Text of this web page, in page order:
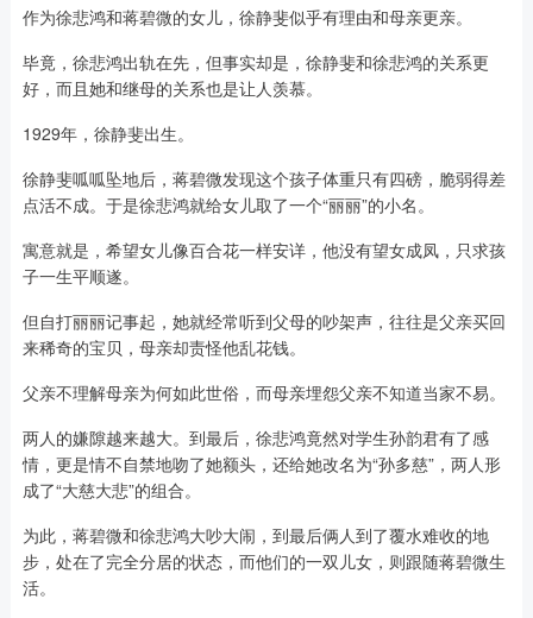
作为徐悲鸿和蒋碧微的女儿，徐静斐似乎有理由和母亲更亲。
毕竟，徐悲鸿出轨在先，但事实却是，徐静斐和徐悲鸿的关系更
好，而且她和继母的关系也是让人羡慕。
1929年，徐静斐出生。
徐静斐呱呱坠地后，蒋碧微发现这个孩子体重只有四磅，脆弱得差
点活不成。于是徐悲鸿就给女儿取了一个“丽丽”的小名。
寓意就是，希望女儿像百合花一样安详，他没有望女成凤，只求孩
子一生平顺遂。
但自打丽丽记事起，她就经常听到父母的吵架声，往往是父亲买回
来稀奇的宝贝，母亲却责怪他乱花钱。
父亲不理解母亲为何如此世俗，而母亲埋怨父亲不知道当家不易。
两人的嫌隙越来越大。到最后，徐悲鸿竟然对学生孙韵君有了感
情，更是情不自禁地吻了她额头，还给她改名为“孙多慈”，两人形
成了“大慈大悲”的组合。
为此，蒋碧微和徐悲鸿大吵大闹，到最后俩人到了覆水难收的地
步，处在了完全分居的状态，而他们的一双儿女，则跟随蒋碧微生
活。